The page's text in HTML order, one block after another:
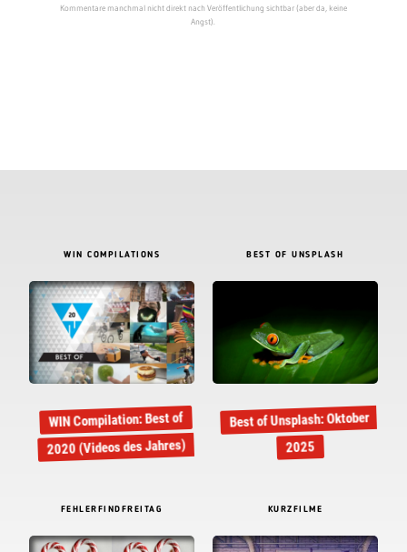
Kommentare manchmal nicht direkt nach Veröffentlichung sichtbar (aber da, keine
Angst).
WIN COMPILATIONS
WIN Compilation: Best of
2020 (Videos des Jahres)
BEST OF UNSPLASH
Best of Unsplash: Oktober
2025
FEHLERFINDFREITAG KURZFILME